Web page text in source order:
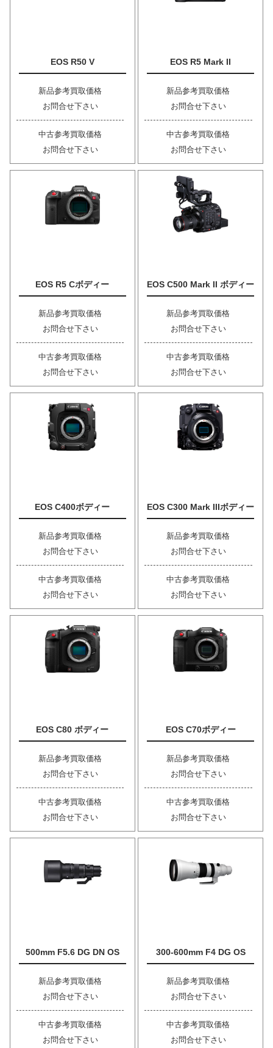
EOS R50 V
新品参考買取価格
お問合せ下さい
中古参考買取価格
お問合せ下さい
EOS R5 Mark II
新品参考買取価格
お問合せ下さい
中古参考買取価格
お問合せ下さい
EOS R5 Cボディー
新品参考買取価格
お問合せ下さい
中古参考買取価格
お問合せ下さい
EOS C500 Mark II ボディー
新品参考買取価格
お問合せ下さい
中古参考買取価格
お問合せ下さい
EOS C400ボディー
新品参考買取価格
お問合せ下さい
中古参考買取価格
お問合せ下さい
EOS C300 Mark IIIボディー
新品参考買取価格
お問合せ下さい
中古参考買取価格
お問合せ下さい
EOS C80 ボディー
新品参考買取価格
お問合せ下さい
中古参考買取価格
お問合せ下さい
EOS C70ボディー
新品参考買取価格
お問合せ下さい
中古参考買取価格
お問合せ下さい
500mm F5.6 DG DN OS
新品参考買取価格
お問合せ下さい
中古参考買取価格
お問合せ下さい
300-600mm F4 DG OS
新品参考買取価格
お問合せ下さい
中古参考買取価格
お問合せ下さい